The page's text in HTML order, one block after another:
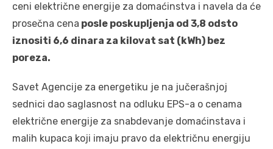
ceni električne energije za domaćinstva i navela da će
prosečna cena posle poskupljenja od 3,8 odsto
iznositi 6,6 dinara za kilovat sat (kWh) bez
poreza.
Savet Agencije za energetiku je na jučerašnjoj
sednici dao saglasnost na odluku EPS-a o cenama
električne energije za snabdevanje domaćinstava i
malih kupaca koji imaju pravo da električnu energiju